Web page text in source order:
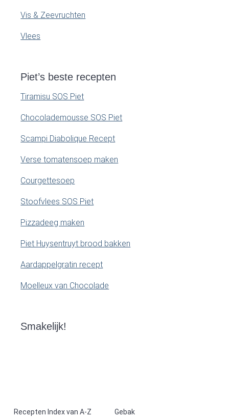
Vis & Zeevruchten
Vlees
Piet’s beste recepten
Tiramisu SOS Piet
Chocolademousse SOS Piet
Scampi Diabolique Recept
Verse tomatensoep maken
Courgettesoep
Stoofvlees SOS Piet
Pizzadeeg maken
Piet Huysentruyt brood bakken
Aardappelgratin recept
Moelleux van Chocolade
Smakelijk!
Recepten Index van A-Z Gebak